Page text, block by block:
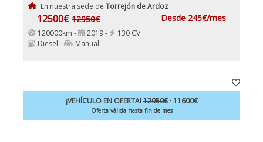
En nuestra sede de Torrejón de Ardoz
12500€ 12950€ Desde 245€/mes
120000km - 2019 -
130 CV
Diesel -
Manual
¡VEHÍCULO EN OFERTA!12950€· 11600€
Oferta válida hasta fin de mes